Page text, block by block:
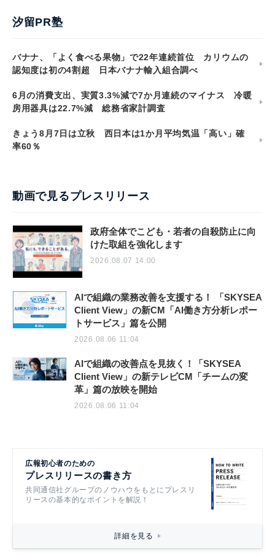
汐留PR塾
バナナ、「よく食べる果物」で22年連続首位 カリウムの
認知度は初の4割超 日本バナナ輸入組合調べ
6月の消費支出、実質3.3%減で7か月連続のマイナス 冷暖
房用器具は22.7%減 総務省家計調査
きょう8月7日は立秋 西日本は1か月平均気温「高い」確
率60％
動画で見るプレスリリース
政府全体でこども・若者の自殺防止に向
けた取組を強化します
2026.08.07 14:00
AIで組織の業務改善を支援する！ 「SKYSEA
Client View」の新CM「AI働き方分析レポー
トサービス」篇を公開
2026.08.06 11:04
AIで組織の改善点を見抜く！「SKYSEA
Client View」の新テレビCM「チームの変
革」篇の放映を開始
2026.08.06 11:04
広報初心者のための
プレスリリースの書き方
共同通信社グループのノウハウをもとにプレスリ
リースの基本的なポイントを解説！
詳細を見る